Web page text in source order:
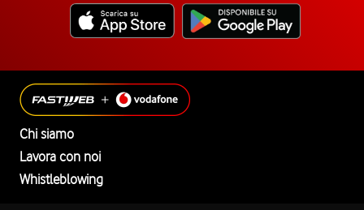
Chi siamo
Lavora con noi
Whistleblowing